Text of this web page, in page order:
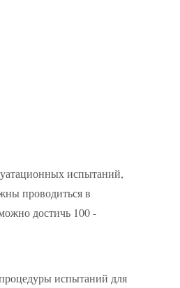
испытаний,
проводиться в
достичь 100 -
испытаний для